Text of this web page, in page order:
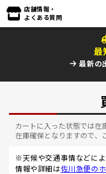
店舗情報・
よくある質問
最
最新の
カートに入った状態では在
在庫確保となりますので、
※天候や交通事情などに
情報や詳細は佐川急便の